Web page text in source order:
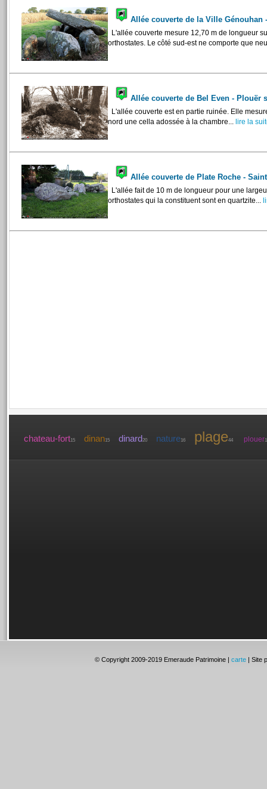
Allée couverte de la Ville Génouhan
L'allée couverte mesure 12,70 m de longueur
orthostates. Le côté sud-est ne comporte que
Allée couverte de Bel Even - Plouër
L'allée couverte est en partie ruinée. Elle
nord une cella adossée à la chambre... lire la
Allée couverte de Plate Roche -
L'allée fait de 10 m de longueur pour une
orthostates qui la constituent sont en quartzite...
chateau-fort15 dinan15 dinard20 nature16 plage44 plouer
© Copyright 2009-2019 Emeraude Patrimoine |carte | Site